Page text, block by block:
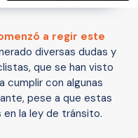
a regir este
diversas dudas y
que se han visto
cumplir con algunas
pese a que estas
la ley de tránsito.